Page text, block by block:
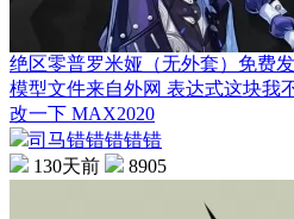
绝区零普罗米娅（无外套）免费
模型文件来自外网 表达式这块我
改一下 MAX2020
司马错错错错错
130天前
8905